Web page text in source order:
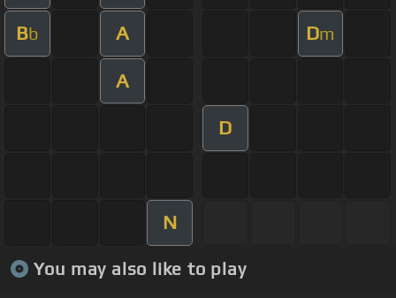
Bb A Dm
A
D
N
You may also like to play